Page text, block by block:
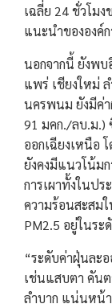
เฉลี่ย 24 ชั่วโมง
แนะนำขององค์
นอกจากนี้ ยังพบ
แพร่ เชียงใหม่
นครพนม ยังมีค่
91 มคก./ลบ.ม.)
ออกเฉียงเหนือ
ยังคงมีแนวโน้ม
การเผาทั้งในป
ความร้อนสะสม
PM2.5 อยู่ในร
“ระดับค่าฝุ่นละอ
เช่นแสบตา คันต
ลำบาก แน่นหน้